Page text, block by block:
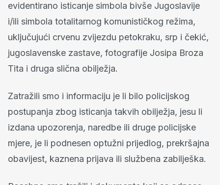
evidentirano isticanje simbola bivše Jugoslavije
i/ili simbola totalitarnog komunističkog režima,
uključujući crvenu zvijezdu petokraku, srp i čekić,
jugoslavenske zastave, fotografije Josipa Broza
Tita i druga slična obilježja.
Zatražili smo i informaciju je li bilo policijskog
postupanja zbog isticanja takvih obilježja, jesu li
izdana upozorenja, naredbe ili druge policijske
mjere, je li podnesen optužni prijedlog, prekršajna
obavijest, kaznena prijava ili službena zabilješka.